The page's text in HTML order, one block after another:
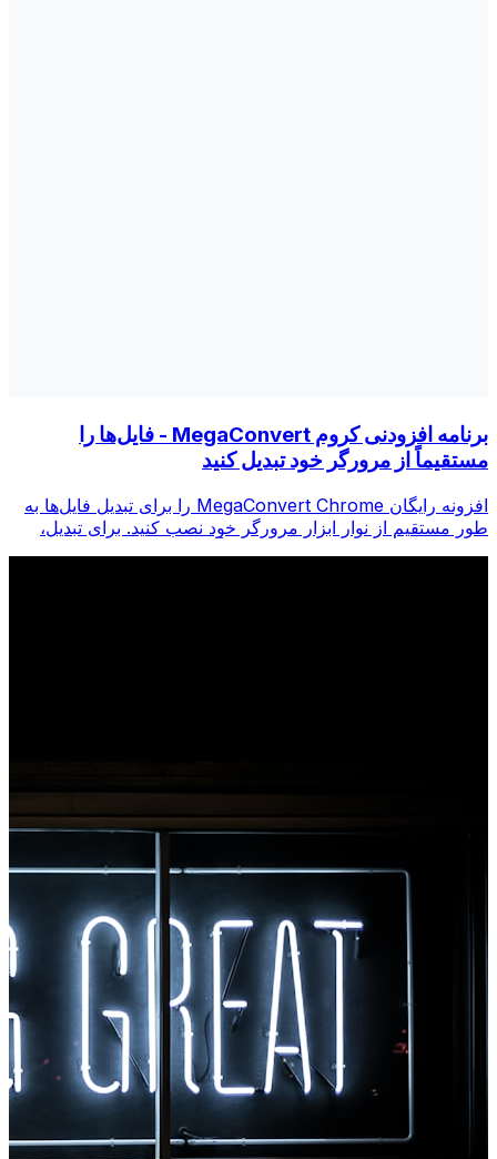
برنامه افزودنی کروم MegaConvert - فایل‌ها را
مستقیماً از مرورگر خود تبدیل کنید
افزونه رایگان MegaConvert Chrome را برای تبدیل فایل‌ها به
طور مستقیم از نوار ابزار مرورگر خود نصب کنید. برای تبدیل،